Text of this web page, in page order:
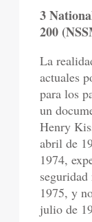
3
200
La
actuales
para los
un
Henry
abril de
1974,
1975, y
julio de